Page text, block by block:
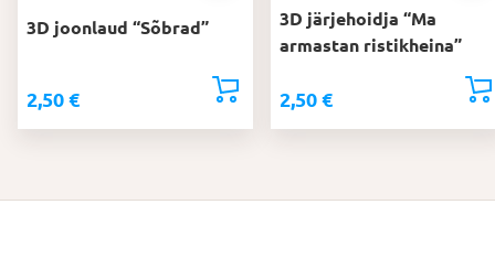
3D joonlaud “Sõbrad”
2,50 €
3D järjehoidja “Ma
armastan ristikheina”
2,50 €